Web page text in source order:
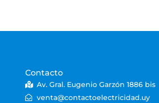
Contacto
Av. Gral. Eugenio Garzón 1886 bis
venta@contactoelectricidad.uy